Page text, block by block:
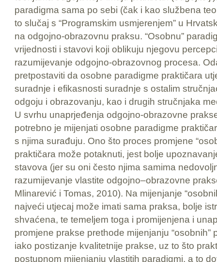
paradigma sama po sebi (čak i kao službena
to slučaj s “Programskim usmjerenjem” u
na odgojno-obrazovnu praksu. “Osobnu”
vrijednosti i stavovi koji oblikuju njegovu
razumijevanje odgojno-obrazovnog procesa.
pretpostaviti da osobne paradigme praktičara
suradnje i efikasnosti suradnje s ostalim
odgoju i obrazovanju, kao i drugih stručnjaka
U svrhu unaprjeđenja odgojno-obrazovne
potrebno je mijenjati osobne paradigme
s njima surađuju. Ono što proces promjene
praktičara može potaknuti, jest bolje
stavova (jer su oni često njima samima
razumijevanje vlastite odgojno–obrazovne
Mlinarević i Tomas, 2010). Na mijenjanje
najveći utjecaj može imati sama praksa, bolje
shvaćena, te temeljem toga i promijenjena i
promjene prakse prethode mijenjanju “osobnih”
iako postizanje kvalitetnije prakse, uz to što
postupnom mijenjanju vlastitih paradigmi, a to